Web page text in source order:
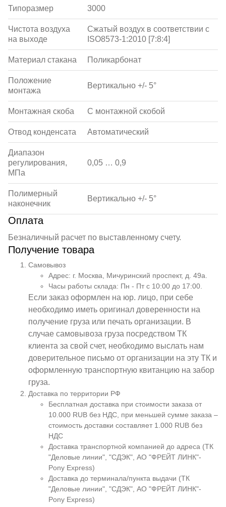
Типоразмер 3000
Чистота воздуха
на выходе
Сжатый воздух в соответствии с
ISO8573-1:2010 [7:8:4]
Материал стакана Поликарбонат
Положение
монтажа
Вертикально +/- 5°
Монтажная скоба С монтажной скобой
Отвод конденсата Автоматический
Диапазон
регулирования,
МПа
0,05 … 0,9
Полимерный
наконечник
Вертикально +/- 5°
Оплата
Безналичный расчет по выставленному счету.
Получение товара
Самовывоз
Адрес: г. Москва, Мичуринский проспект, д. 49а.
Часы работы склада: Пн - Пт с 10:00 до 17:00.
Если заказ оформлен на юр. лицо, при себе
необходимо иметь оригинал доверенности на
получение груза или печать организации. В
случае самовывоза груза посредством ТК
клиента за свой счет, необходимо выслать нам
доверительное письмо от организации на эту ТК и
оформленную транспортную квитанцию на забор
груза.
Доставка по территории РФ
Бесплатная доставка при стоимости заказа от
10.000 RUB без НДС, при меньшей сумме заказа –
стоимость доставки составляет 1.000 RUB без
НДС
Доставка транспортной компанией до адреса (ТК
"Деловые линии", "СДЭК", АО "ФРЕЙТ ЛИНК"-
Pony Express)
Доставка до терминала/пункта выдачи (ТК
"Деловые линии", "СДЭК", АО "ФРЕЙТ ЛИНК"-
Pony Express)